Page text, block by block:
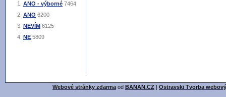
ANO - výborné 7464
ANO 6200
NEVÍM 6125
NE 5809
Webové stránky zdarma od BANAN.CZ | Ostravski Tvorba